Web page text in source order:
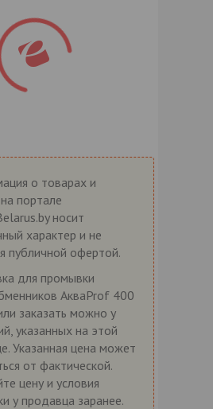
о товарах и
портале
носит
характер и не
публичной офертой.
для промывки
АкваProf 400
заказать можно у
указанных на этой
Указанная цена может
от фактической.
цену и условия
у продавца заранее.